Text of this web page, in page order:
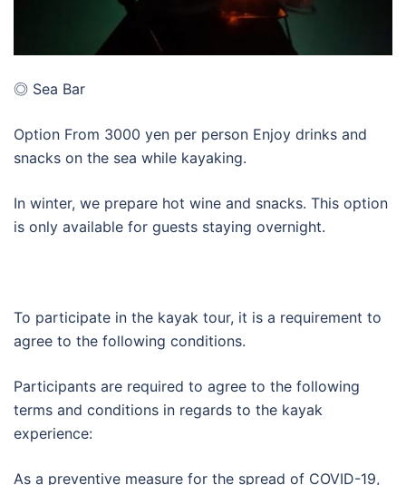
◎ Sea Bar
Option From 3000 yen per person Enjoy drinks and
snacks on the sea while kayaking.
In winter, we prepare hot wine and snacks. This option
is only available for guests staying overnight.
To participate in the kayak tour, it is a requirement to
agree to the following conditions.
Participants are required to agree to the following
terms and conditions in regards to the kayak
experience:
As a preventive measure for the spread of COVID-19,